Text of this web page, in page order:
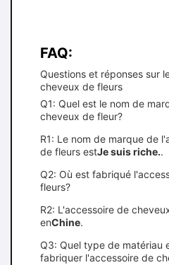
FAQ:
Questions et réponses sur
cheveux de fleurs
Q1: Quel est le nom de
cheveux de fleur?
R1: Le nom de marque de
de fleurs estJe suis riche..
Q2: Où est fabriqué
fleurs?
R2: L'accessoire de
enChine.
Q3: Quel type de matériau
fabriquer l'accessoire de